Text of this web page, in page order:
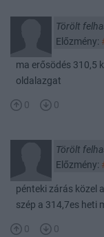
Törölt
Előzmény:
ma erősödés 310,5
oldalazgat
0 0
Törölt
Előzmény:
pénteki zárás közel
szép a 314,7es heti
0 0